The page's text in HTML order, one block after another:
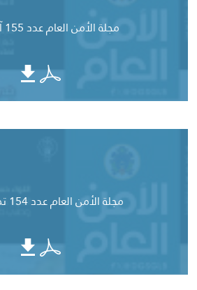
مجلة الأمن العام عدد 155 آب 2026
مجلة الأمن العام عدد 154 تموز 2026